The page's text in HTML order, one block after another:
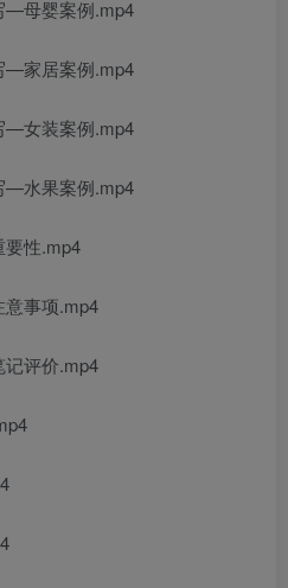
—母婴案例.mp4
—家居案例.mp4
—女装案例.mp4
—水果案例.mp4
要性.mp4
事项.mp4
评价.mp4